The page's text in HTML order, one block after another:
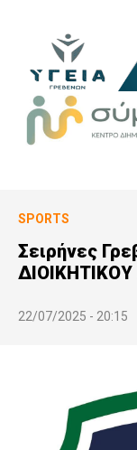
SPORTS
Σειρήνες
22/07/2025 - 20:15